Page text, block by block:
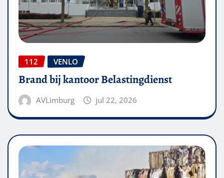
112 VENLO
Brand bij kantoor Belastingdienst
AVLimburg jul 22, 2026